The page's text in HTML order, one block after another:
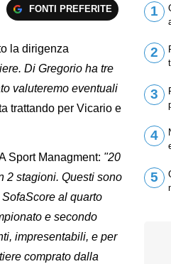
FONTI PREFERITE
la dirigenza
Di Gregorio ha tre
valuteremo eventuali
trattando per Vicario e
Sport Managment: "20
2 stagioni. Questi sono
al quarto
e secondo
impresentabili, e per
comprato dalla
1
2
3
4
5